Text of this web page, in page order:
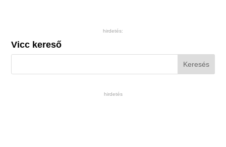
hirdetés:
Vicc kereső
hirdetés